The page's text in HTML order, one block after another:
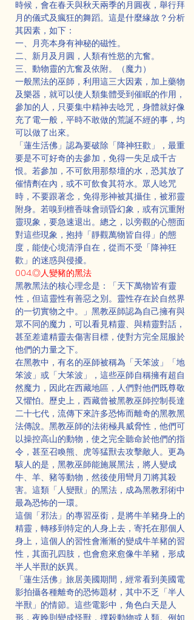
時候，會在春天與秋天兩季的月圓夜，舉行拜
月的儀式及瘋狂的舞蹈。這是什麼緣故？分析
其因素，如下：
一、月亮本身有神秘的磁性。
二、新月及月圓，人類有性慾的亢奮。
三、動物靈的亢奮及依附。（魔力）
一般黑法的巫師，利用這三大因素，加上藥物
及樂器，就可以使人類集體受到催眠的作用，
參加的人，只要集中精神去唸咒，身體就好像
充了電一般，平時不敢做的荒誕不經的事，均
可以做了出來。
「蓮生活佛」認為要破除「降神狂歡」，最重
要是不可好奇的去參加，免得一失足成千古
恨。若參加，不可飲用那祭壇的水，恐其放了
催情劑在內，或不可飲食其符水。眾人唸咒
時，不要跟著念，免得形神被其攝住，被邪靈
附身。若嗅到檀香味會頭昏幻象，或有沉重附
靈現象，要急速退出。總之，以旁觀的心態面
對這些現象，抱持「靜觀萬物皆自得」的態
度，能使心境清淨自在，從而不受「降神狂
歡」的迷惑與侵擾。
004.◎人變豬的黑法
黑教黑法的核心理念是：「天下萬物皆有靈
性，但這靈性有善惡之別。靈性存在於自然界
的一切實物之中。」黑教巫師認為自己擁有與
眾不同的魔力，可以看見精靈、與精靈對話，
甚至差遣精靈去傷害目標，使對方完全屈服於
他們的力量之下。
在黑教中，有名的巫師被稱為「天笨波」「地
笨波」或「大笨波」，這些巫師自稱擁有超自
然魔力，因此在西藏地區，人們對他們既尊敬
又懼怕。歷史上，西藏曾被黑教巫師控制長達
二十七代，流傳下來許多恐怖而離奇的黑教黑
法傳說。黑教巫師的法術極具威脅性，他們可
以操控高山的動物，使之完全聽命於他們的指
令，甚至召喚熊、虎等猛獸去攻擊敵人。更為
駭人的是，黑教巫師能施展黑法，將人變成
牛、羊、豬等動物，然後使用彎月刀將其殺
害。這類「人變獸」的黑法，成為黑教邪術中
最為恐怖的一環。
這個「邪法」的專習巫銜，是將牛羊豬身上的
精靈，轉移到特定的人身上去，寄托在那個人
身上，這個人的習性會漸漸的變成牛羊豬的習
性，其面孔四肢，也會愈來愈像牛羊豬，形成
半人半獸的妖異。
「蓮生活佛」旅居美國期間，經常看到美國電
影拍攝各種離奇的恐怖題材，其中不乏「半人
半獸」的情節。這些電影中，角色白天是人
形，夜晚則變成怪獸，撲殺動物或人類。例如